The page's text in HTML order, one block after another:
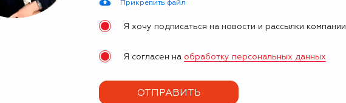
Прикрепить файл
Я хочу подписаться на новости и рассылки компании
Я согласен на обработку персональных данных